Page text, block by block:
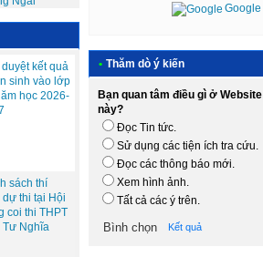
kết quả
sinh vào lớp
học 2026-
sách thí
dự thi tại Hội
coi thi THPT
Tư Nghĩa
Google
• Thăm dò ý kiến
Bạn quan tâm điều gì ở Website
này?
Đọc Tin tức.
Sử dụng các tiện ích tra cứu.
Đọc các thông báo mới.
Xem hình ảnh.
Tất cả các ý trên.
Kết quả